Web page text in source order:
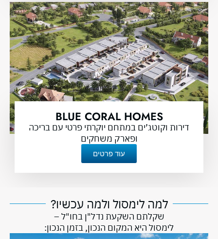
BLUE CORAL HOMES
דירות וקוטג’ים במתחם יוקרתי פרטי עם בריכה
ופארק משחקים
עוד פרטים
למה לימסול ולמה עכשיו?
שקלתם השקעת נדל"ן בחו"ל –
לימסול היא המקום הנכון, בזמן הנכון: